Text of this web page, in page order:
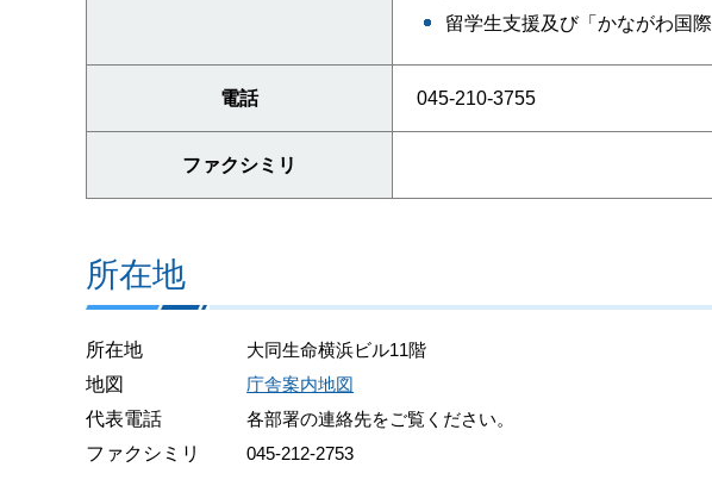
留学生支援及び「かながわ国
電話 045-210-3755
ファクシミリ
所在地
所在地
大同生命横浜ビル11階
地図
庁舎案内地図
代表電話
各部署の連絡先をご覧ください。
ファクシミリ
045-212-2753